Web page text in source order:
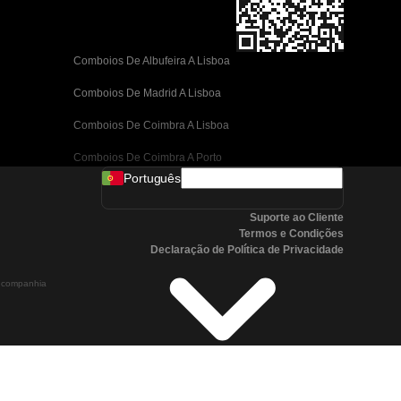
Comboios De Albufeira A Lisboa
Comboios De Madrid A Lisboa
Comboios De Coimbra A Lisboa
Comboios De Coimbra A Porto
Comboios De Valência A Barcelona
Comboios De Málaga A Barcelona
Comboios De Málaga A Madrid
Comboios De Córdoba A Madrid
Português
Suporte ao Cliente
Termos e Condições
Declaração de Política de Privacidade